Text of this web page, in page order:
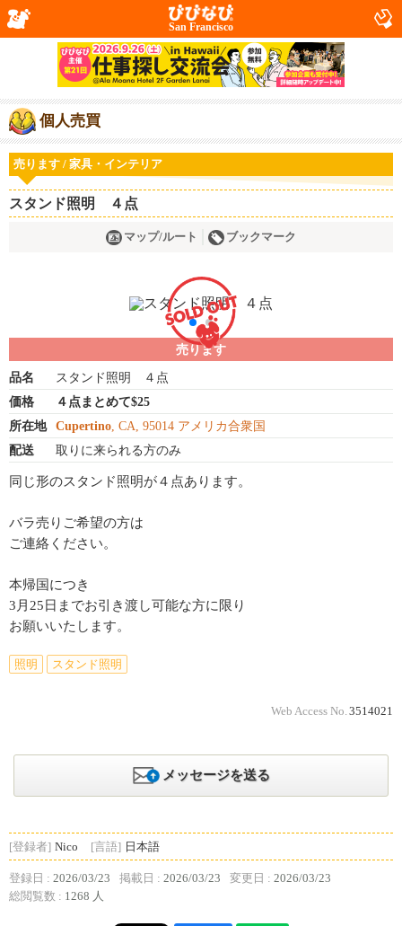
San Francisco
個人売買
売ります / 家具・インテリア
スタンド照明 ４点
マップ/ルート ブックマーク
売ります
品名
スタンド照明 ４点
価格
４点まとめて$25
所在地
Cupertino, CA, 95014 アメリカ合衆国
配送
取りに来られる方のみ
同じ形のスタンド照明が４点あります。
バラ売りご希望の方は
ご連絡ください。
本帰国につき
3月25日までお引き渡し可能な方に限り
お願いいたします。
照明 スタンド照明
Web Access No. 3514021
メッセージを送る
[登録者] Nico [言語] 日本語
登録日 : 2026/03/23 掲載日 : 2026/03/23 変更日 : 2026/03/23
総閲覧数 : 1268 人